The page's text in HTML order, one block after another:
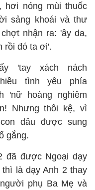
hơi nóng mùi thuốc
sảng khoái và thư
nhận ra: 'ây da,
rồi đó ta ơi'.
'tay xách nách
tình yêu phía
'nữ hoàng nghiêm
Nhưng thôi kệ, vì
dâu được sung
gắng.
đã được Ngoại dạy
là dạy Anh 2 thay
phụ Ba Mẹ và